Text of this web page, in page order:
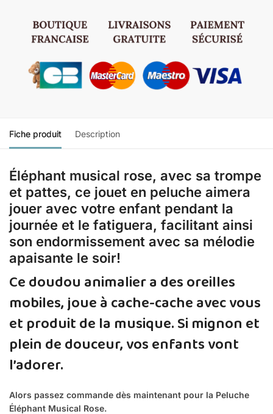
Fiche produit Description
Éléphant musical rose, avec sa trompe
et pattes, ce jouet en peluche aimera
jouer avec votre enfant pendant la
journée et le fatiguera, facilitant ainsi
son endormissement avec sa mélodie
apaisante le soir!
Ce doudou animalier a des oreilles
mobiles, joue à cache-cache avec vous
et produit de la musique. Si mignon et
plein de douceur, vos enfants vont
l’adorer.
Alors passez commande dès maintenant pour la Peluche
Éléphant Musical Rose.